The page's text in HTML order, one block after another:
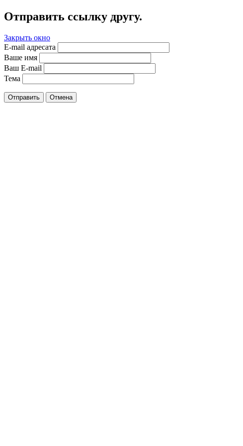
Отправить ссылку другу.
Закрыть окно
E-mail адресата
Ваше имя
Ваш E-mail
Тема
Отправить Отмена